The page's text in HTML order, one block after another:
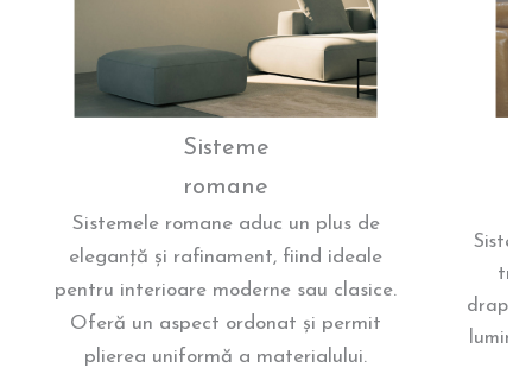
Sisteme
romane
Sistemele romane aduc un plus de
eleganță și rafinament, fiind ideale
pentru interioare moderne sau clasice.
Oferă un aspect ordonat și permit
plierea uniformă a materialului.